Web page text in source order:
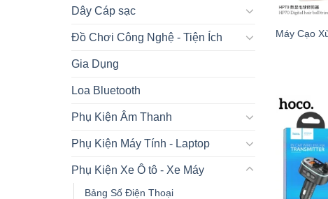
Dây Cáp sạc
Đồ Chơi Công Nghệ - Tiện Ích
Gia Dụng
Loa Bluetooth
Phụ Kiện Âm Thanh
Phụ Kiện Máy Tính - Laptop
Phụ Kiện Xe Ô tô - Xe Máy
Bảng Số Điện Thoại
Máy Cạo